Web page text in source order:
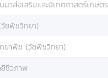
าส่งเสริมและนิเทศศาสตร์เกษตร
ชพืชวิทยา)
ขาพืช (วัชพืชวิทยา)
ยีชีวภาพ